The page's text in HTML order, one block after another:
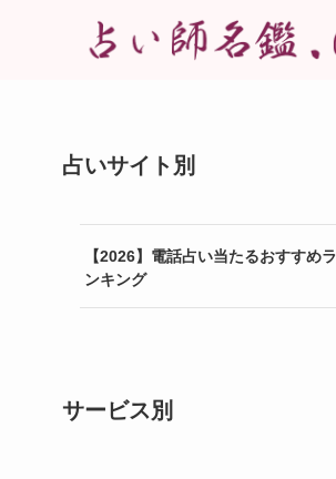
占いサイト別
【2026】電話占い当たるおすすめラ
ンキング
サービス別